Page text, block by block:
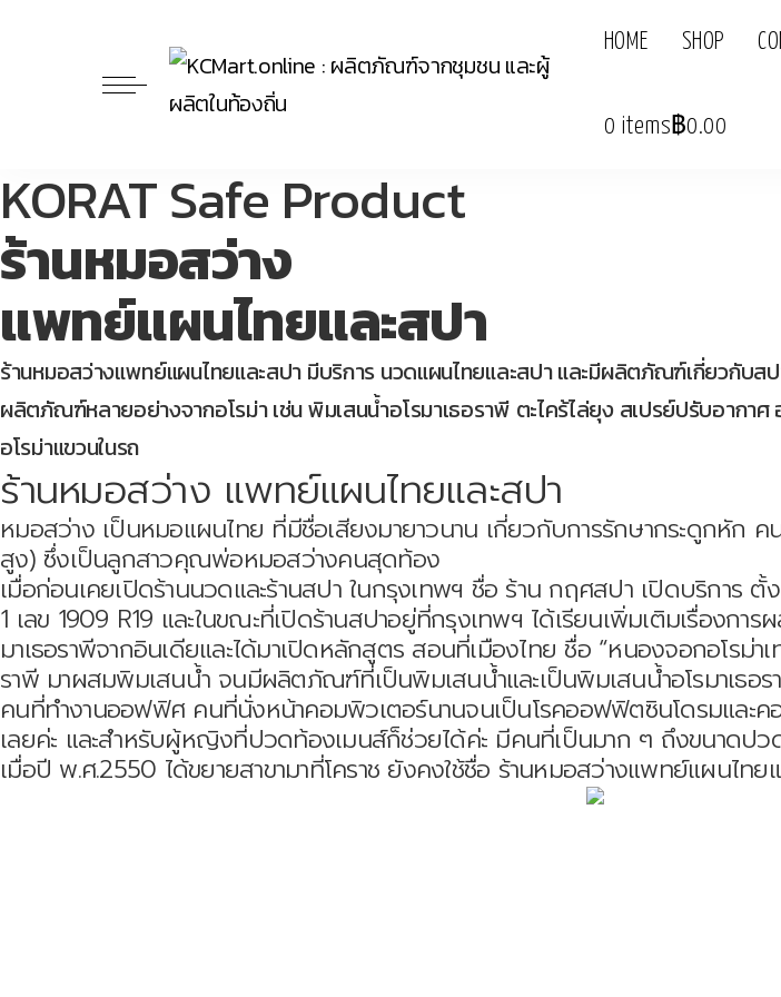
HOME SHOP
0 items฿0.00
KORAT Safe Product
ร้านหมอสว่าง
แพทย์แผนไทยและสปา
ร้านหมอสว่างแพทย์แผนไทยและสปา มีบริการ นวดแผนไทยและสปา และมีผลิตภัณฑ์เกี่ยวกับ
ผลิตภัณฑ์หลายอย่างจากอโรม่า เช่น พิมเสนน้ำอโรมาเธอราพี ตะไคร้ไล่ยุง สเปรย์ปรับอาก
อโรม่าแขวนในรถ
ร้านหมอสว่าง แพทย์แผนไทยและสปา
หมอสว่าง เป็นหมอแผนไทย ที่มีชื่อเสียงมายาวนาน เกี่ยวกับการรักษากระดูก
สูง) ซึ่งเป็นลูกสาวคุณพ่อหมอสว่างคนสุดท้อง
เมื่อก่อนเคยเปิดร้านนวดและร้านสปา ในกรุงเทพฯ ชื่อ ร้าน กฤศสปา เปิดบริกา
1 เลข 1909 R19 และในขณะที่เปิดร้านสปาอยู่ที่กรุงเทพฯ ได้เรียนเพิ่มเติมเรื่องก
มาเธอราพีจากอินเดียและได้มาเปิดหลักสูตร สอนที่เมืองไทย ชื่อ “หนองจอกอโรม่า
ราพี มาผสมพิมเสนน้ำ จนมีผลิตภัณฑ์ที่เป็นพิมเสนน้ำและเป็นพิมเสนน้ำอโรมาเธอ
คนที่ทำงานออฟฟิศ คนที่นั่งหน้าคอมพิวเตอร์นานจนเป็นโรคออฟฟิตซินโดรมและค
เลยค่ะ และสำหรับผู้หญิงที่ปวดท้องเมนส์ก็ช่วยได้ค่ะ มีคนที่เป็นมาก ๆ ถึงขนาดปว
เมื่อปี พ.ศ.2550 ได้ขยายสาขามาที่โคราช ยังคงใช้ชื่อ ร้านหมอสว่างแพทย์แผนไท